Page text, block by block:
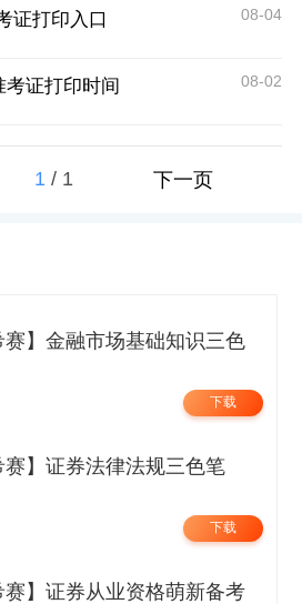
证打印入口 08-04
考证打印时间 08-02
1 / 1 下一页
赛】金融市场基础知识三色
下载
赛】证券法律法规三色笔
下载
赛】证券从业资格萌新备考